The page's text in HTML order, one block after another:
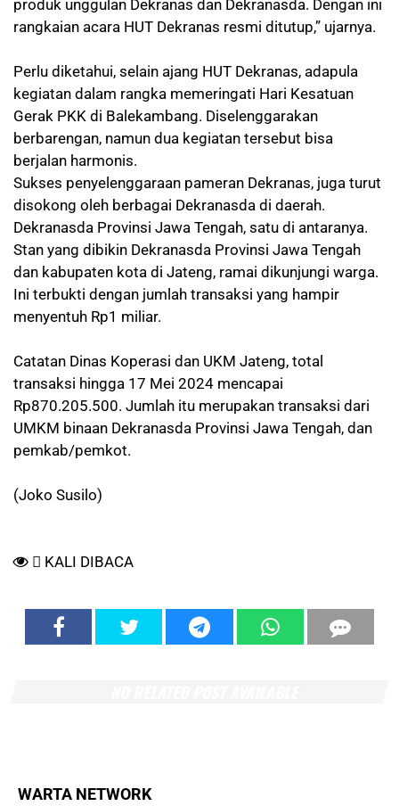
produk unggulan Dekranas dan Dekranasda. Dengan ini
rangkaian acara HUT Dekranas resmi ditutup,” ujarnya.
Perlu diketahui, selain ajang HUT Dekranas, adapula
kegiatan dalam rangka memeringati Hari Kesatuan
Gerak PKK di Balekambang. Diselenggarakan
berbarengan, namun dua kegiatan tersebut bisa
berjalan harmonis.
Sukses penyelenggaraan pameran Dekranas, juga turut
disokong oleh berbagai Dekranasda di daerah.
Dekranasda Provinsi Jawa Tengah, satu di antaranya.
Stan yang dibikin Dekranasda Provinsi Jawa Tengah
dan kabupaten kota di Jateng, ramai dikunjungi warga.
Ini terbukti dengan jumlah transaksi yang hampir
menyentuh Rp1 miliar.
Catatan Dinas Koperasi dan UKM Jateng, total
transaksi hingga 17 Mei 2024 mencapai
Rp870.205.500. Jumlah itu merupakan transaksi dari
UMKM binaan Dekranasda Provinsi Jawa Tengah, dan
pemkab/pemkot.
(Joko Susilo)
KALI DIBACA
WARTA NETWORK